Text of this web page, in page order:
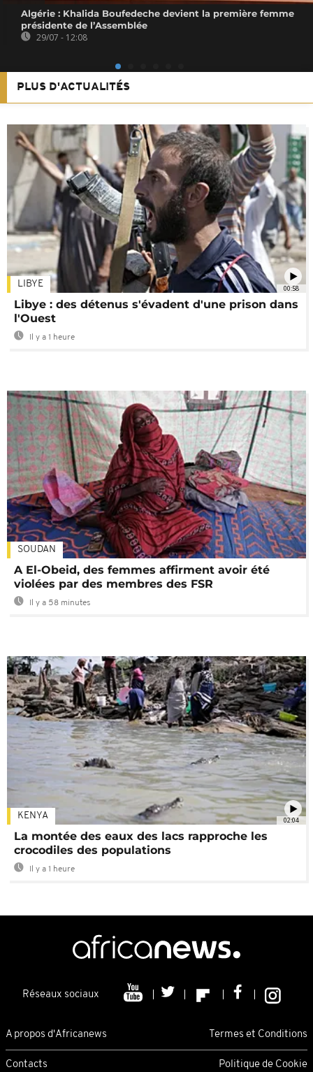
Algérie : Khalida Boufedeche devient la première femme
présidente de l’Assemblée
29/07 - 12:08
PLUS D'ACTUALITÉS
00:58
LIBYE
Libye : des détenus s'évadent d'une prison dans
l'Ouest
Il y a 1 heure
SOUDAN
A El-Obeid, des femmes affirment avoir été
violées par des membres des FSR
Il y a 58 minutes
02:04
KENYA
La montée des eaux des lacs rapproche les
crocodiles des populations
Il y a 1 heure
Réseaux sociaux
A propos d'Africanews Termes et Conditions
Contacts Politique de Cookie